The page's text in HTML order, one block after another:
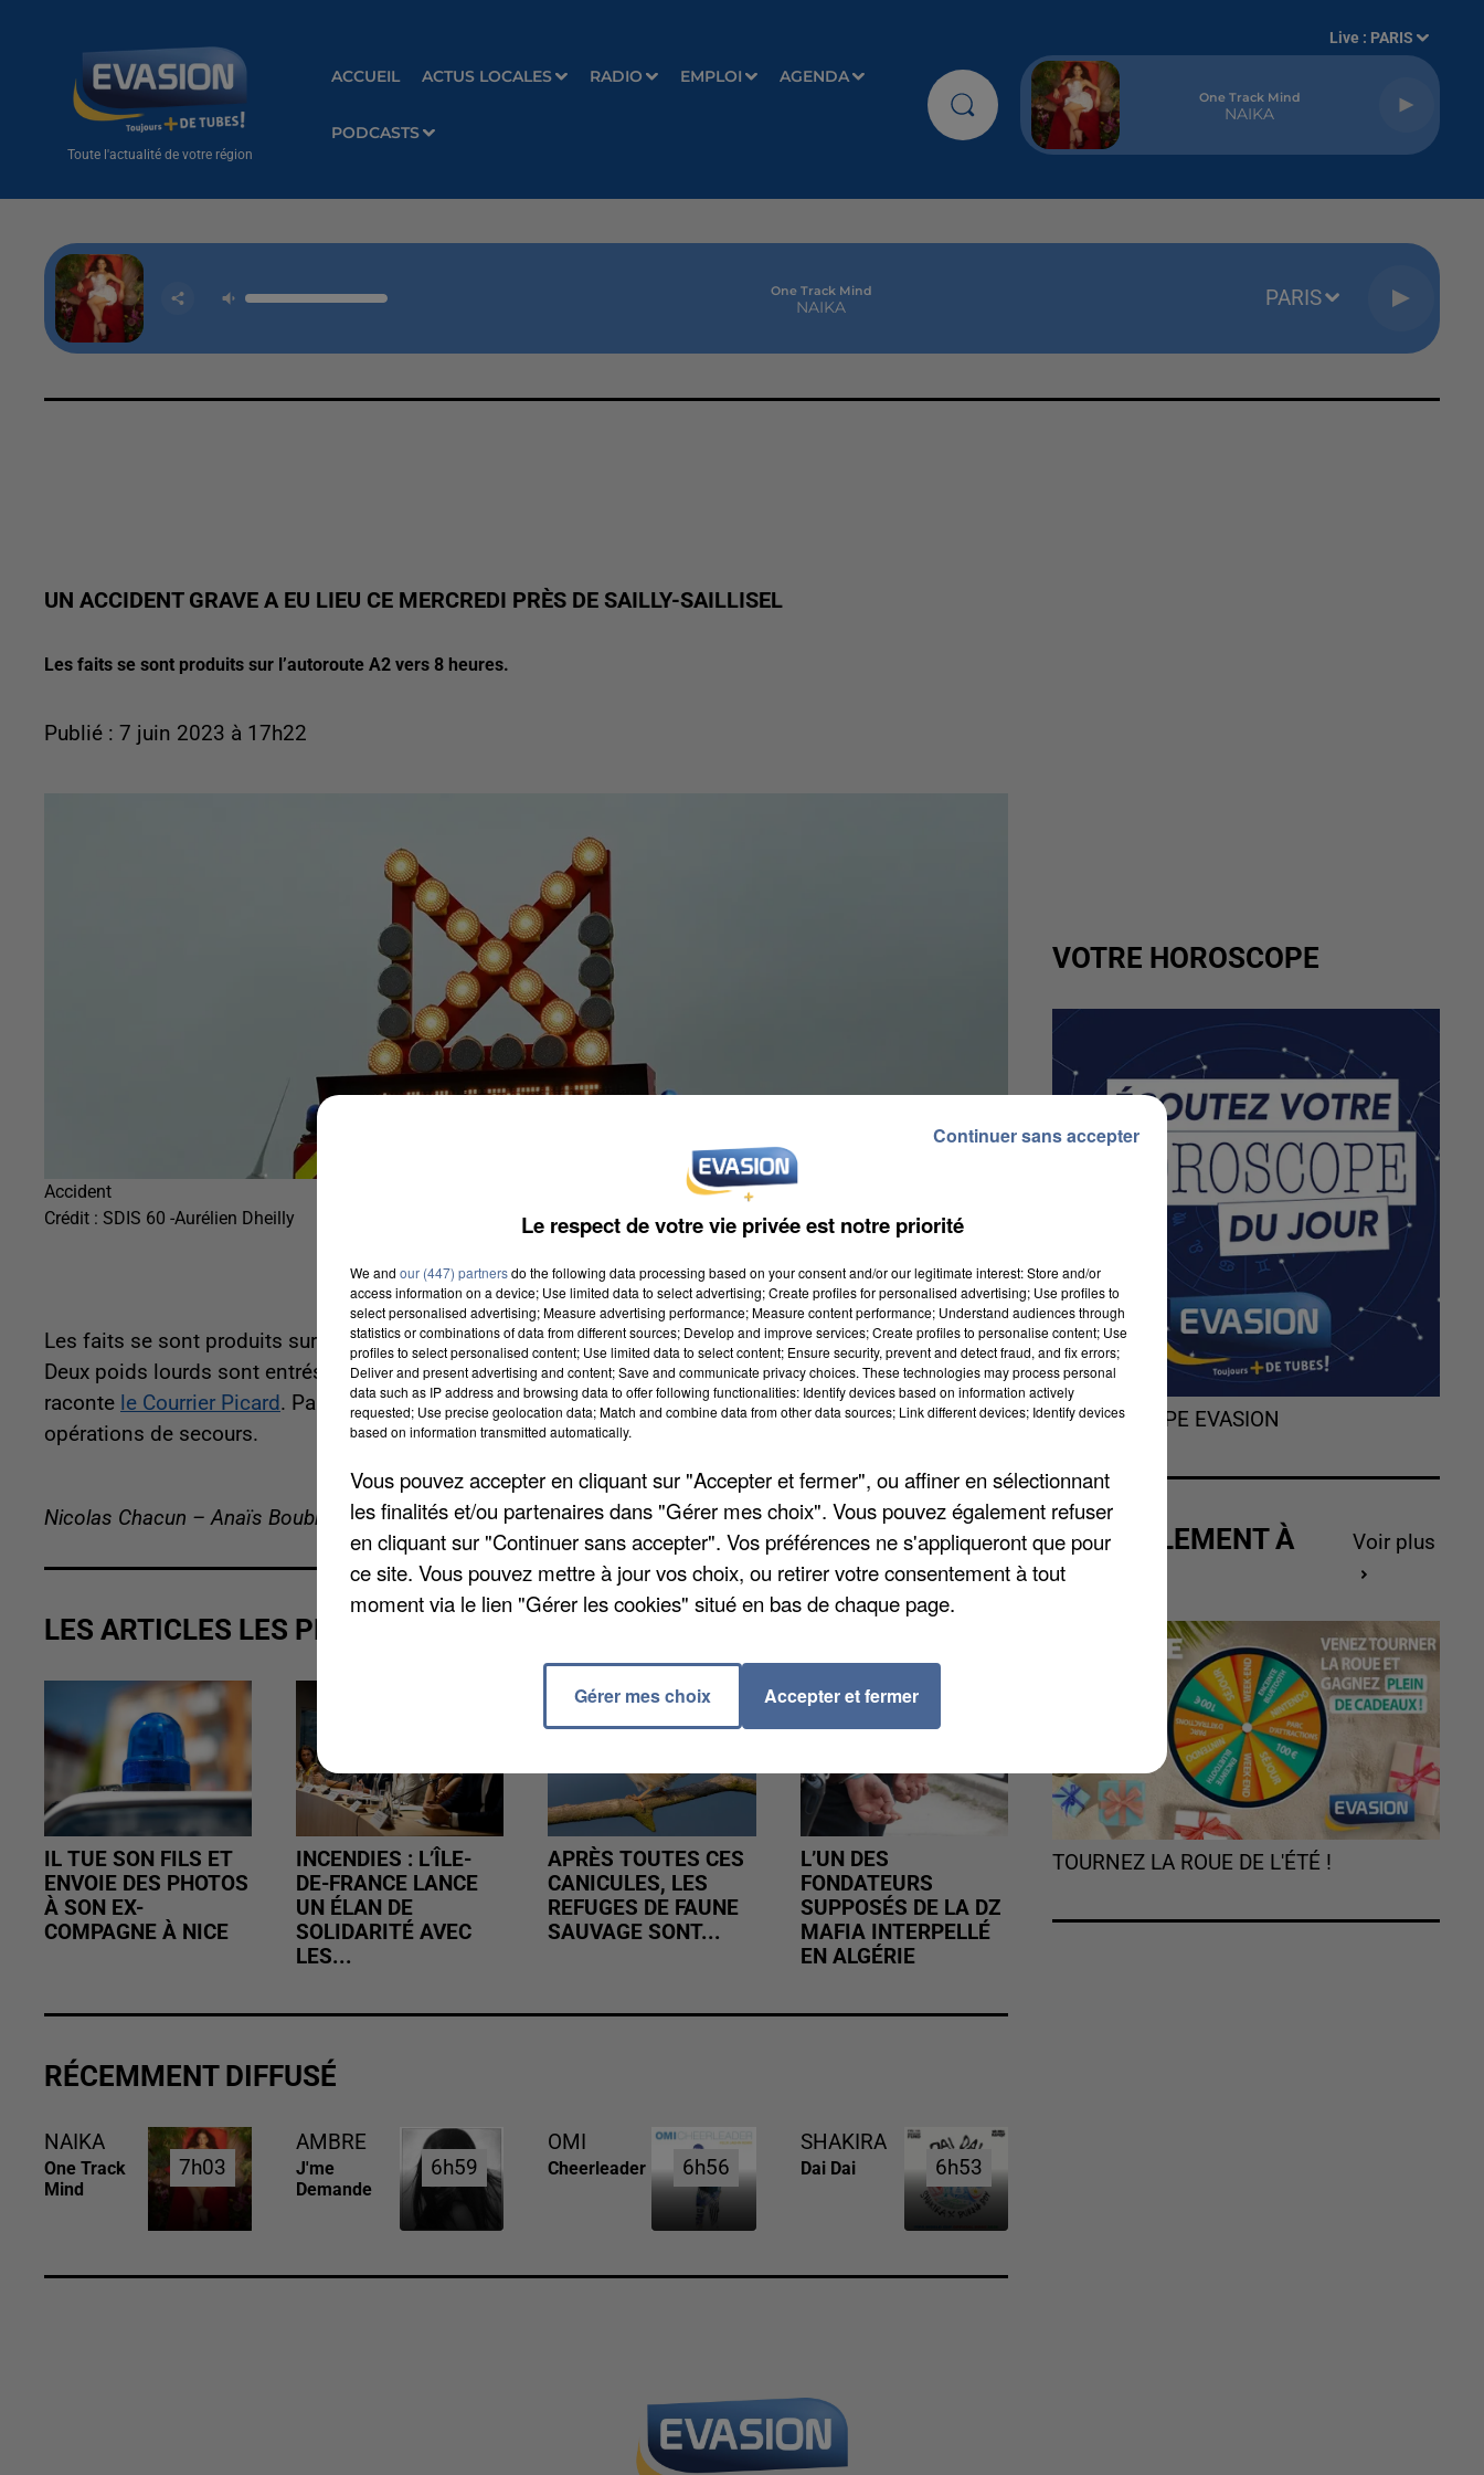
Toute l'actualité de votre région
ACCUEIL ACTUS LOCALES RADIO EMPLOI AGENDA
PODCASTS
Live : PARIS
One Track Mind
NAIKA
One Track Mind
NAIKA PARIS
UN ACCIDENT GRAVE A EU LIEU CE MERCREDI PRÈS DE SAILLY-SAILLISEL
Les faits se sont produits sur l’autoroute A2 vers 8 heures.
Publié : 7 juin 2023 à 17h22
Accident
Crédit : SDIS 60 -Aurélien Dheilly
Les faits se sont produits sur l’autoroute A2 vers 8 heures, à proximité de la commune samarienne.
Deux poids lourds sont entrés en collision. L’un des chauffeurs a été désincarcéré par les pompiers,
raconte le Courrier Picard. Par ailleurs, la circulation a été totalement interrompue le temps des
opérations de secours.
Nicolas Chacun – Anaïs Boubrit
LES ARTICLES LES PLUS VUS
IL TUE SON FILS ET
ENVOIE DES PHOTOS
À SON EX-
COMPAGNE À NICE
INCENDIES : L’ÎLE-
DE-FRANCE LANCE
UN ÉLAN DE
SOLIDARITÉ AVEC
LES...
APRÈS TOUTES CES
CANICULES, LES
REFUGES DE FAUNE
SAUVAGE SONT...
L’UN DES
FONDATEURS
SUPPOSÉS DE LA DZ
MAFIA INTERPELLÉ
EN ALGÉRIE
RÉCEMMENT DIFFUSÉ
NAIKA
One Track
Mind
7h03
7h03
AMBRE
J'me
Demande
6h59
6h59
OMI
Cheerleader 6h56
6h56
SHAKIRA
Dai Dai 6h53
6h53
VOTRE HOROSCOPE
L'HOROSCOPE EVASION
ACTUELLEMENT À
GAGNER
Voir plus
TOURNEZ LA ROUE DE L'ÉTÉ !
Le respect de votre vie privée est notre priorité
We and our (447) partnersdo the following data processing based on your consent and/or our legitimate interest: Store and/or
access information on a device; Use limited data to select advertising; Create profiles for personalised advertising; Use profiles to
select personalised advertising; Measure advertising performance; Measure content performance; Understand audiences through
statistics or combinations of data from different sources; Develop and improve services; Create profiles to personalise content; Use
profiles to select personalised content; Use limited data to select content; Ensure security, prevent and detect fraud, and fix errors;
Deliver and present advertising and content; Save and communicate privacy choices. These technologies may process personal
data such as IP address and browsing data to offer following functionalities: Identify devices based on information actively
requested; Use precise geolocation data; Match and combine data from other data sources; Link different devices; Identify devices
based on information transmitted automatically.
Vous pouvez accepter en cliquant sur "Accepter et fermer", ou affiner en sélectionnant
les finalités et/ou partenaires dans "Gérer mes choix". Vous pouvez également refuser
en cliquant sur "Continuer sans accepter". Vos préférences ne s'appliqueront que pour
ce site. Vous pouvez mettre à jour vos choix, ou retirer votre consentement à tout
moment via le lien "Gérer les cookies" situé en bas de chaque page.
Gérer mes choix Accepter et fermer
Continuer sans accepter